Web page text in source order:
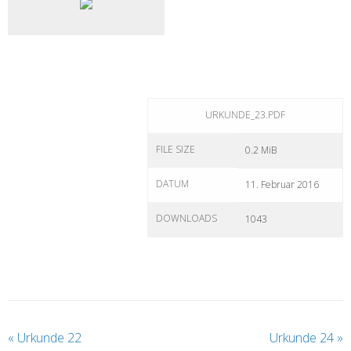
URKUNDE_23.PDF
FILE SIZE 0.2 MiB
DATUM 11. Februar 2016
DOWNLOADS 1043
« Urkunde 22 Urkunde 24 »